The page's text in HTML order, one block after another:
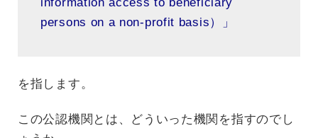
persons on a non-profit basis）」
を指します。
この公認機関とは、どういった機関を指すのでし